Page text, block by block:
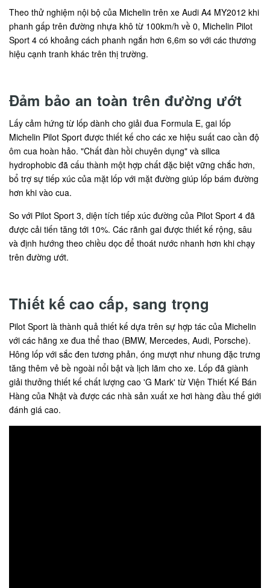
Theo thử nghiệm nội bộ của Michelin trên xe Audi A4 MY2012 khi
phanh gấp trên đường nhựa khô từ 100km/h về 0, Michelin Pilot
Sport 4 có khoảng cách phanh ngắn hơn 6,6m so với các thương
hiệu cạnh tranh khác trên thị trường.
Đảm bảo an toàn trên đường ướt
Lấy cảm hứng từ lốp dành cho giải đua Formula E, gai lốp
Michelin Pilot Sport được thiết kế cho các xe hiệu suất cao cần độ
ôm cua hoàn hảo. "Chất đàn hồi chuyên dụng" và silica
hydrophobic đã cấu thành một hợp chất đặc biệt vững chắc hơn,
bổ trợ sự tiếp xúc của mặt lốp với mặt đường giúp lốp bám đường
hơn khi vào cua.
So với Pilot Sport 3, diện tích tiếp xúc đường của Pilot Sport 4 đã
được cải tiến tăng tới 10%. Các rãnh gai được thiết kế rộng, sâu
và định hướng theo chiều dọc để thoát nước nhanh hơn khi chạy
trên đường ướt.
Thiết kế cao cấp, sang trọng
Pilot Sport là thành quả thiết kế dựa trên sự hợp tác của Michelin
với các hãng xe đua thể thao (BMW, Mercedes, Audi, Porsche).
Hông lốp với sắc đen tương phản, óng mượt như nhung đặc trưng
tăng thêm vẻ bề ngoài nổi bật và lịch lãm cho xe. Lốp đã giành
giải thưởng thiết kế chất lượng cao 'G Mark' từ Viện Thiết Kế Bán
Hàng của Nhật và được các nhà sản xuất xe hơi hàng đầu thế giới
đánh giá cao.